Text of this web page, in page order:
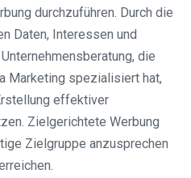
durchzuführen. Durch die
Daten, Interessen und
die
Marketing spezialisiert hat,
effektiver
Zielgerichtete Werbung
Zielgruppe anzusprechen